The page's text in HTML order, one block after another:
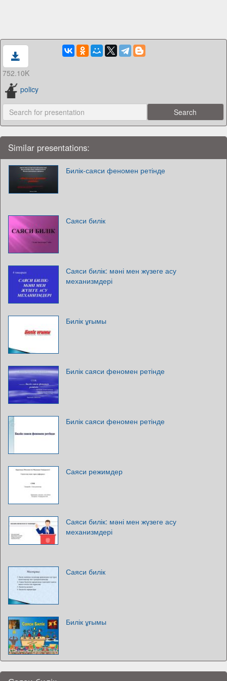
752.10K
policy
Similar presentations:
Билік-саяси феномен ретінде
Саяси билік
Саяси билік: мәні мен жүзеге асу
механизмдері
Билік ұғымы
Билік саяси феномен ретінде
Билік саяси феномен ретінде
Саяси режимдер
Саяси билік: мәні мен жүзеге асу
механизмдері
Саяси билік
Билік ұғымы